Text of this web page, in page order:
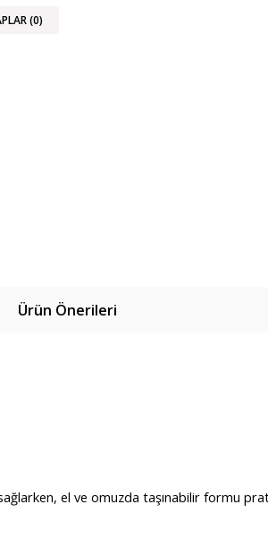
(0)
Ürün Önerileri
el ve omuzda taşınabilir formu